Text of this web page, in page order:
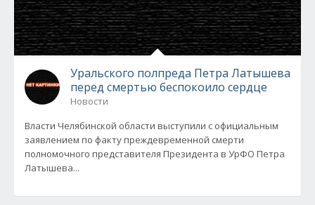
Уральского полпреда Петра Латышева
перед смертью беспокоило сердце
Новости
Власти Челябинской области выступили с официальным
заявлением по факту преждевременной смерти
полномочного представителя Президента в УрФО Петра
Латышева...